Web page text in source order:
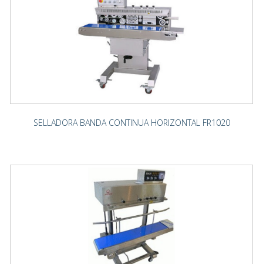
SELLADORA BANDA CONTINUA HORIZONTAL FR1020